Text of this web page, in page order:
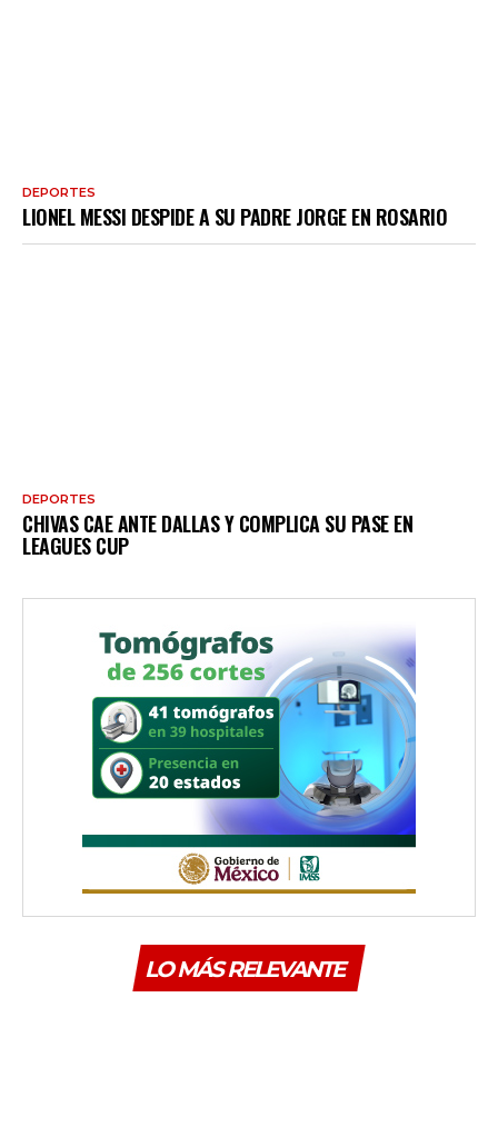
DEPORTES
LIONEL MESSI DESPIDE A SU PADRE JORGE EN ROSARIO
DEPORTES
CHIVAS CAE ANTE DALLAS Y COMPLICA SU PASE EN
LEAGUES CUP
LO MÁS RELEVANTE